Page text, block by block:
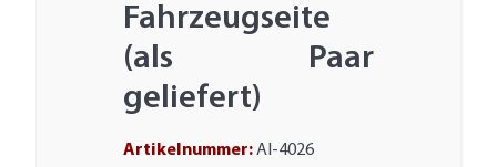
Fahrzeugseite
(als Paar
geliefert)
Artikelnummer:AI-4026